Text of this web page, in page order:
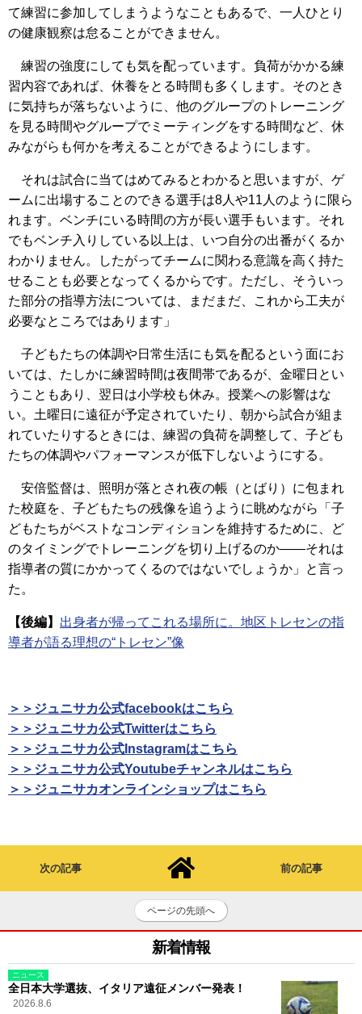
て練習に参加してしまうようなこともあるで、一人ひとり
の健康観察は怠ることができません。
練習の強度にしても気を配っています。負荷がかかる練
習内容であれば、休養をとる時間も多くします。そのとき
に気持ちが落ちないように、他のグループのトレーニング
を見る時間やグループでミーティングをする時間など、休
みながらも何かを考えることができるようにします。
それは試合に当てはめてみるとわかると思いますが、ゲ
ームに出場することのできる選手は8人や11人のように限ら
れます。ベンチにいる時間の方が長い選手もいます。それ
でもベンチ入りしている以上は、いつ自分の出番がくるか
わかりません。したがってチームに関わる意識を高く持た
せることも必要となってくるからです。ただし、そういっ
た部分の指導方法については、まだまだ、これから工夫が
必要なところではあります」
子どもたちの体調や日常生活にも気を配るという面にお
いては、たしかに練習時間は夜間帯であるが、金曜日とい
うこともあり、翌日は小学校も休み。授業への影響はな
い。土曜日に遠征が予定されていたり、朝から試合が組ま
れていたりするときには、練習の負荷を調整して、子ども
たちの体調やパフォーマンスが低下しないようにする。
安倍監督は、照明が落とされ夜の帳（とばり）に包まれ
た校庭を、子どもたちの残像を追うように眺めながら「子
どもたちがベストなコンディションを維持するために、ど
のタイミングでトレーニングを切り上げるのか――それは
指導者の質にかかってくるのではないでしょうか」と言っ
た。
【後編】 出身者が帰ってこれる場所に。地区トレセンの指
導者が語る理想の“トレセン”像
＞＞ジュニサカ公式facebookはこちら
＞＞ジュニサカ公式Twitterはこちら
＞＞ジュニサカ公式Instagramはこちら
＞＞ジュニサカ公式Youtubeチャンネルはこちら
＞＞ジュニサカオンラインショップはこちら
次の記事 前の記事
ページの先頭へ
新着情報
ニュース
全日本大学選抜、イタリア遠征メンバー発表！
2026.8.6